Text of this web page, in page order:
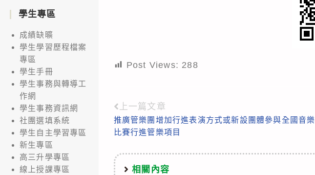
Post Views: 288
Read
more
上一篇文章
推廣管樂團增加行進表演方式或新設團體參與全國音樂
比賽行進管樂項目
相關內容
學生專區
成績缺曠
學生學習歷程檔案
專區
學生手冊
學生事務與轉導工
作網
學生事務資訊網
社團選填系統
學生自主學習專區
新生專區
高三升學專區
線上授課專區